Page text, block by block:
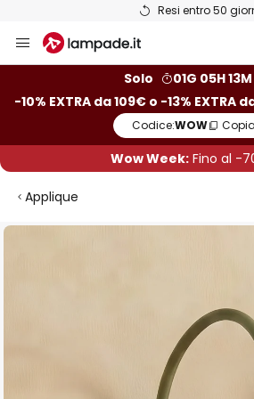
Resi entro 50
Salta
al
Solo
01G 05H 13M
-10% EXTRA da 109€ o -13% EXTRA
Codice:WOW Copia
Wow Week: Fino al -
Applique
Vai